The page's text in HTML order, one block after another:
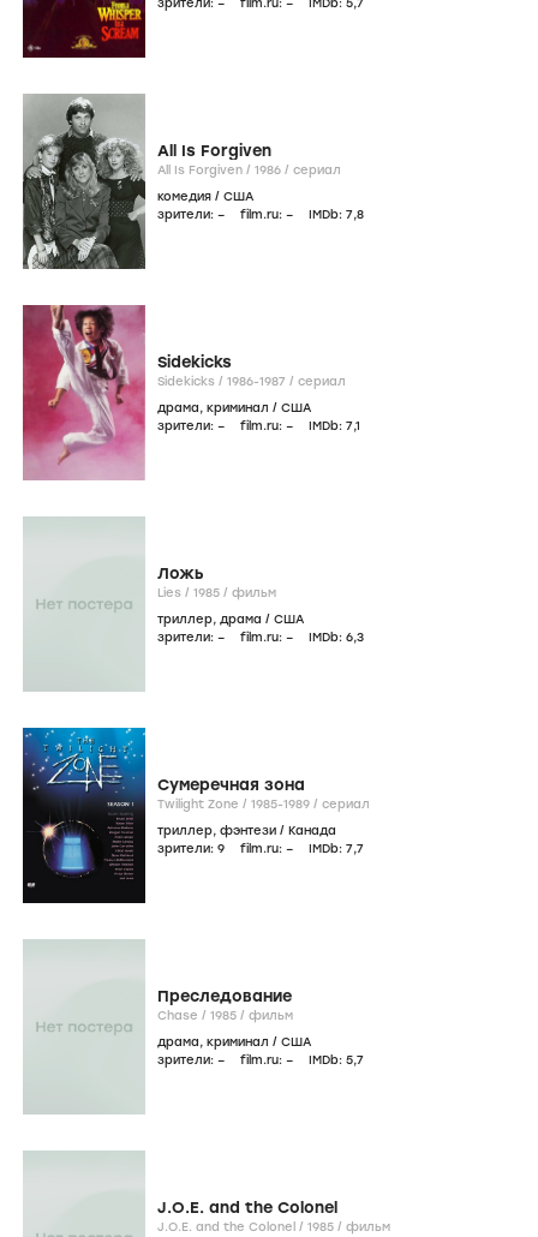
All Is Forgiven
All Is Forgiven / 1986 / сериал
комедия / США
зрители: – film.ru: – IMDb: 7,8
Sidekicks
Sidekicks / 1986-1987 / сериал
драма, криминал / США
зрители: – film.ru: – IMDb: 7,1
Ложь
Lies / 1985 / фильм
триллер, драма / США
зрители: – film.ru: – IMDb: 6,3
Сумеречная зона
Twilight Zone / 1985-1989 / сериал
триллер, фэнтези / Канада
зрители: 9 film.ru: – IMDb: 7,7
Преследование
Chase / 1985 / фильм
драма, криминал / США
зрители: – film.ru: – IMDb: 5,7
J.O.E. and the Colonel
J.O.E. and the Colonel / 1985 / фильм